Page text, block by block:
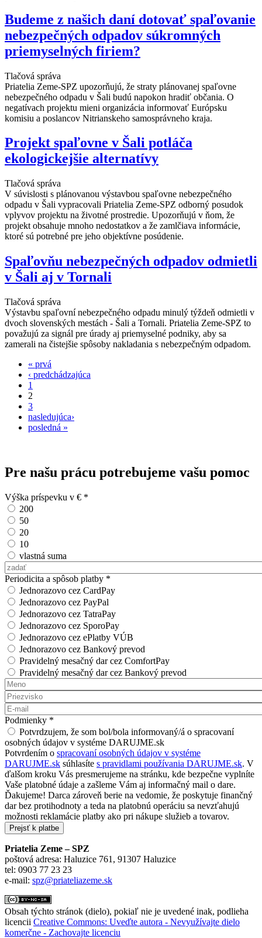
Budeme z našich daní dotovať spaľovanie
nebezpečných odpadov súkromných
priemyselných firiem?
Tlačová správa
Priatelia Zeme-SPZ upozorňujú, že straty plánovanej spaľovne
nebezpečného odpadu v Šali budú napokon hradiť občania. O
negatívach projektu mieni organizácia informovať Európsku
komisiu a poslancov Nitrianskeho samosprávneho kraja.
Projekt spaľovne v Šali potláča
ekologickejšie alternatívy
Tlačová správa
V súvislosti s plánovanou výstavbou spaľovne nebezpečného
odpadu v Šali vypracovali Priatelia Zeme-SPZ odborný posudok
vplyvov projektu na životné prostredie. Upozorňujú v ňom, že
projekt obsahuje mnoho nedostatkov a že zamlčiava informácie,
ktoré sú potrebné pre jeho objektívne posúdenie.
Spaľovňu nebezpečných odpadov odmietli
v Šali aj v Tornali
Tlačová správa
Výstavbu spaľovní nebezpečného odpadu minulý týždeň odmietli v
dvoch slovenských mestách - Šali a Tornali. Priatelia Zeme-SPZ to
považujú za signál pre úrady aj priemyselné podniky, aby sa
zamerali na čistejšie spôsoby nakladania s nebezpečným odpadom.
Stránky
« prvá
‹ predchádzajúca
1
2
3
nasledujúca›
posledná »
Pre našu prácu potrebujeme vašu pomoc
Výška príspevku v € *
200
50
20
10
vlastná suma
Vlastná suma
Periodicita a spôsob platby *
Jednorazovo cez CardPay
Jednorazovo cez PayPal
Jednorazovo cez TatraPay
Jednorazovo cez SporoPay
Jednorazovo cez ePlatby VÚB
Jednorazovo cez Bankový prevod
Pravidelný mesačný dar cez ComfortPay
Pravidelný mesačný dar cez Bankový prevod
Meno
Priezvisko
E-mail
Podmienky *
Potvrdzujem, že som bol/bola informovaný/á o spracovaní
osobných údajov v systéme DARUJME.sk
Potvrdením o spracovaní osobných údajov v systéme
DARUJME.sk súhlasíte s pravidlami používania DARUJME.sk. V
ďalšom kroku Vás presmerujeme na stránku, kde bezpečne vyplníte
Vaše platobné údaje a zašleme Vám aj informačný mail o dare.
Ďakujeme! Darca zároveň berie na vedomie, že poskytuje finančný
dar bez protihodnoty a teda na platobnú operáciu sa nevzťahujú
možnosti reklamácie platby ako pri nákupe služieb a tovarov.
Priatelia Zeme – SPZ
poštová adresa: Haluzice 761, 91307 Haluzice
tel: 0903 77 23 23
e-mail: spz@priateliazeme.sk
Obsah týchto stránok (dielo), pokiaľ nie je uvedené inak, podlieha
licencii Creative Commons: Uveďte autora - Nevyužívajte dielo
komerčne - Zachovajte licenciu